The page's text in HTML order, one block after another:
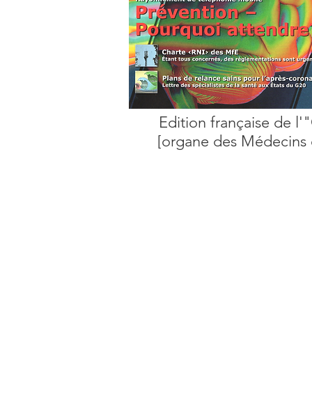
Edition française de
[organe des